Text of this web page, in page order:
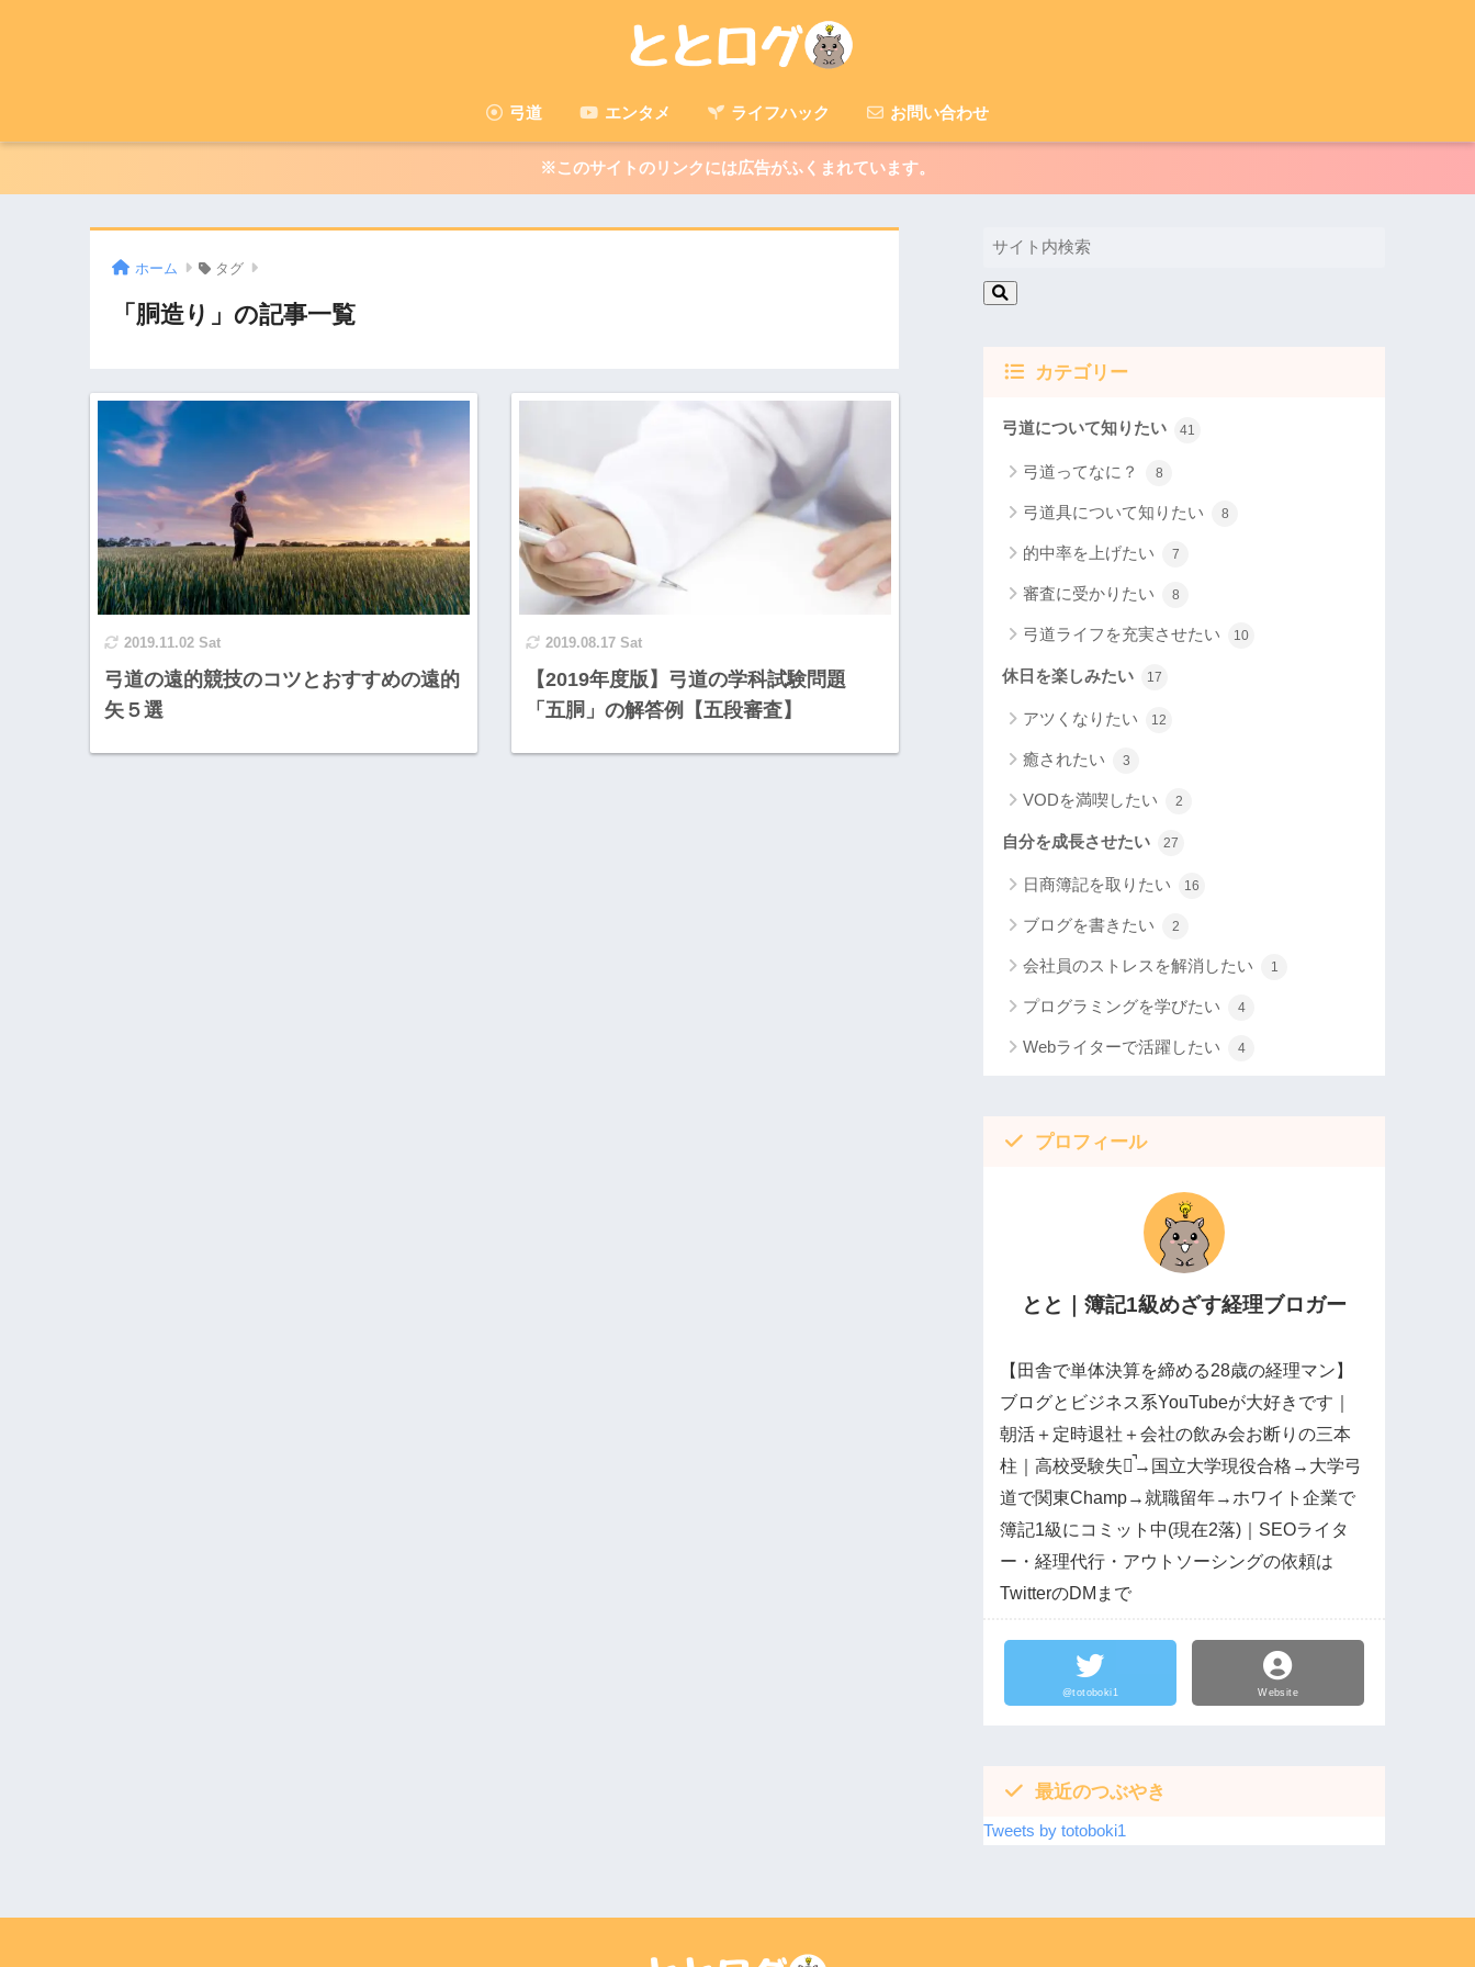
弓道 エンタメ ライフハック お問い合わせ
※このサイトのリンクには広告がふくまれています。
ホーム タグ
「胴造り」の記事一覧
2019.11.02 Sat
弓道の遠的競技のコツとおすすめの遠的
矢５選
2019.08.17 Sat
【2019年度版】弓道の学科試験問題
「五胴」の解答例【五段審査】
カテゴリー
弓道について知りたい 41
弓道ってなに？ 8
弓道具について知りたい 8
的中率を上げたい 7
審査に受かりたい 8
弓道ライフを充実させたい 10
休日を楽しみたい 17
アツくなりたい 12
癒されたい 3
VODを満喫したい 2
自分を成長させたい 27
日商簿記を取りたい 16
ブログを書きたい 2
会社員のストレスを解消したい 1
プログラミングを学びたい 4
Webライターで活躍したい 4
プロフィール
とと｜簿記1級めざす経理ブロガー
【田舎で単体決算を締める28歳の経理マン】
ブログとビジネス系YouTubeが大好きです｜
朝活＋定時退社＋会社の飲み会お断りの三本
柱｜高校受験失敗̚→国立大学現役合格→大学弓
道で関東Champ→就職留年→ホワイト企業で
簿記1級にコミット中(現在2落)｜SEOライタ
ー・経理代行・アウトソーシングの依頼は
TwitterのDMまで
@totoboki1 Website
最近のつぶやき
Tweets by totoboki1